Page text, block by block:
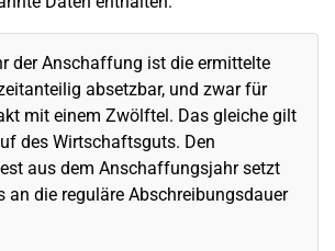
der Anschaffung ist die ermittelte
absetzbar, und zwar für
mit einem Zwölftel. Das gleiche gilt
des Wirtschaftsguts. Den
aus dem Anschaffungsjahr setzt
an die reguläre Abschreibungsdauer